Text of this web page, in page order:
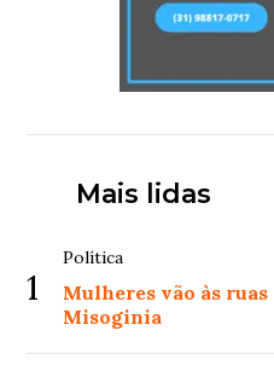
Mais lidas
1
Política
Mulheres vão às
Misoginia